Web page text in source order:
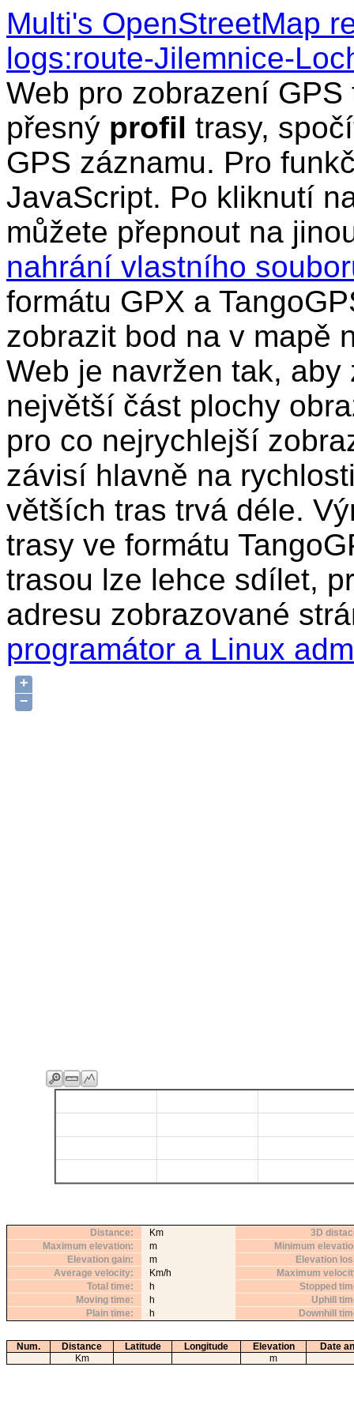
Multi's OpenStreetMap
logs:route-Jilemnice-
Web pro zobrazení
přesný profil trasy,
GPS záznamu. Pro
JavaScript. Po kliknutí
můžete přepnout na
nahrání vlastního
formátu GPX a
zobrazit bod na v mapě
Web je navržen tak,
největší část plochy
pro co nejrychlejší
závisí hlavně na
větších tras trvá déle.
trasy ve formátu
trasou lze lehce sdílet,
adresu zobrazované
programátor a Linux
+
−
Distance
Km
Maximum elevation
m
Elevation gain
m
Average velocity
Km/h
Total time
h
Moving time
h
Plain time
h
3D
Minimum
Elevation
Maximum
Stopped
Uphill
Downhill
Num. Distance Latitude Longitude Elevation
Date
Km
m